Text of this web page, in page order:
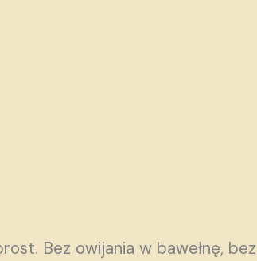
Bez owijania w bawełnę, bez